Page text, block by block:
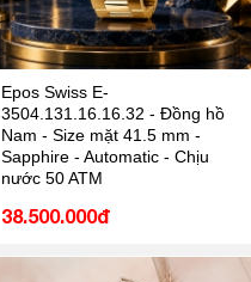
Epos Swiss E-
3504.131.16.16.32 - Đồng hồ
Nam - Size mặt 41.5 mm -
Sapphire - Automatic - Chịu
nước 50 ATM
38.500.000đ